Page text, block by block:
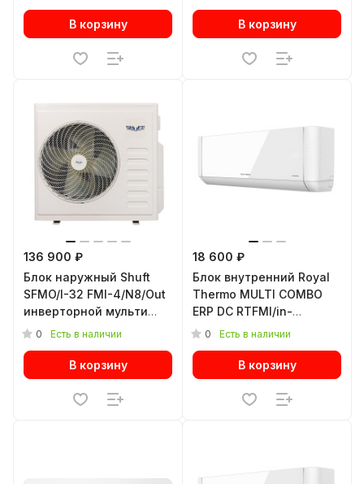
В корзину В корзину
136 900 ₽
Блок наружный Shuft
SFMO/I-32 FMI-4/N8/Out
инверторной мульти
сплит-системы
0 Есть в наличии
В корзину
18 600 ₽
Блок внутренний Royal
Thermo MULTI COMBO
ERP DC RTFMI/in-
12HN8/white инвертор.
0 Есть в наличии
В корзину